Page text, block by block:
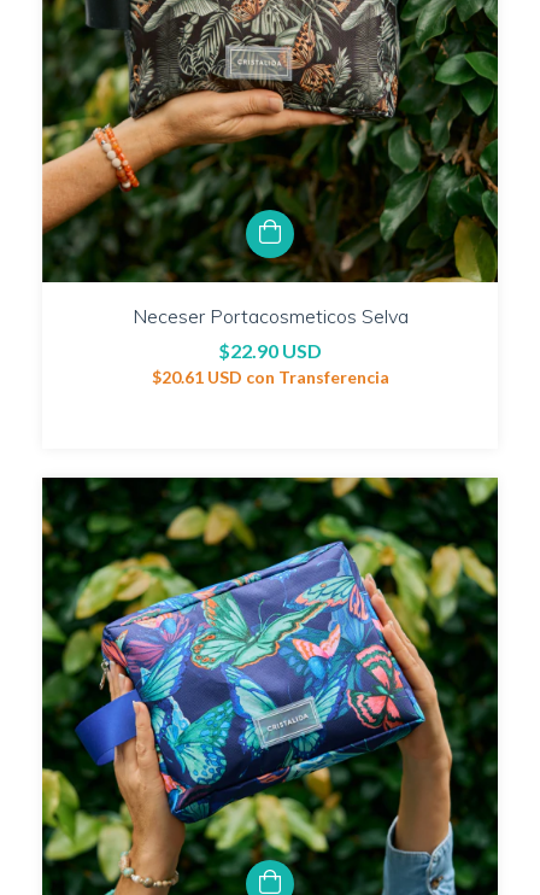
Neceser Portacosmeticos Selva
$22.90 USD
$20.61 USD con Transferencia